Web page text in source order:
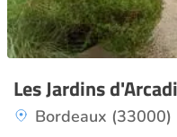
Les Jardins
Bordeaux (33000)